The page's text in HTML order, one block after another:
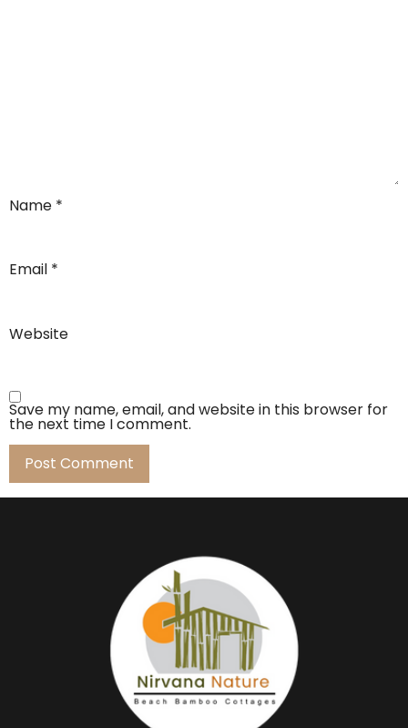
Name *
Email *
Website
Save my name, email, and website in this browser for
the next time I comment.